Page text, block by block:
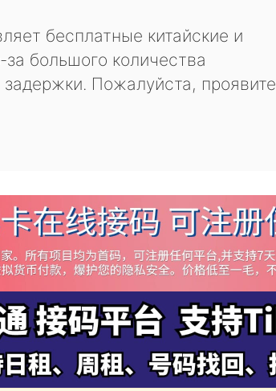
бесплатные китайские и
большого количества
Пожалуйста, проявите